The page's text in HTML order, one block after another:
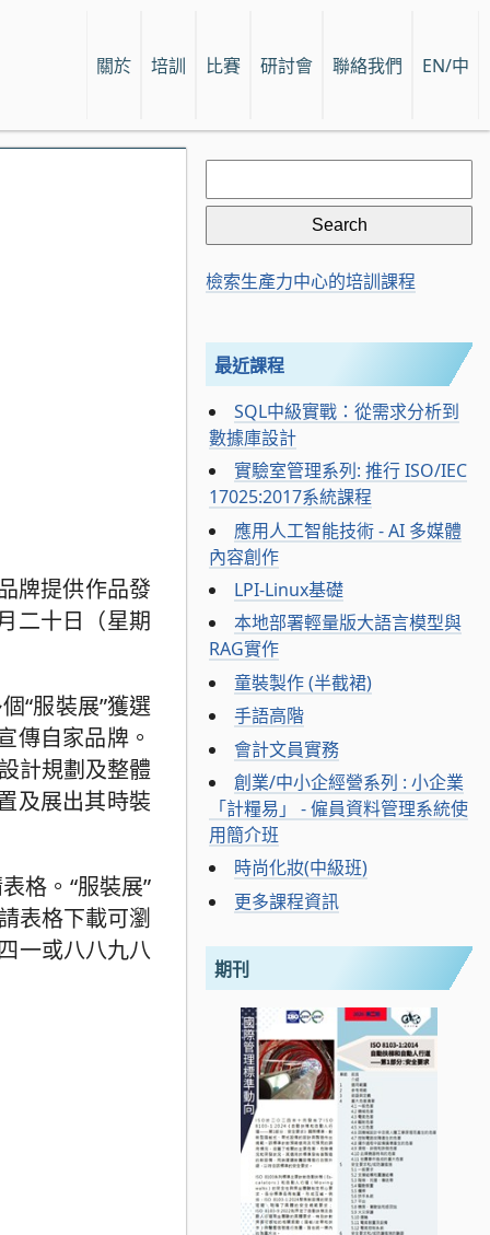
關於 培訓 比賽 研討會 聯絡我們 EN/中
牌提供作品發
二十日（星期
“服裝展”獲選
傳自家品牌。
計規劃及整體
及展出其時裝
格。“服裝展”
表格下載可瀏
一或八八九八
Search
for:
檢索生產力中心的培訓課程
最近課程
SQL中級實戰：從需求分析到
數據庫設計
實驗室管理系列: 推行 ISO/IEC
17025:2017系統課程
應用人工智能技術 - AI 多媒體
內容創作
LPI-Linux基礎
本地部署輕量版大語言模型與
RAG實作
童裝製作 (半截裙)
手語高階
會計文員實務
創業/中小企經營系列 : 小企業
「計糧易」 - 僱員資料管理系統使
用簡介班
時尚化妝(中級班)
更多課程資訊
期刊